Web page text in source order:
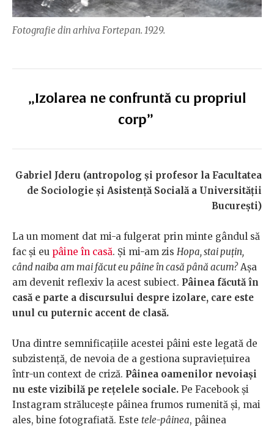
Fotografie din arhiva Fortepan. 1929.
„Izolarea ne confruntă cu propriul
corp”
Gabriel Jderu (antropolog și profesor la Facultatea
de Sociologie și Asistență Socială a Universității
București)
La un moment dat mi-a fulgerat prin minte gândul să
fac și eu pâine în casă. Și mi-am zis Hopa, stai puțin,
când naiba am mai făcut eu pâine în casă până acum? Așa
am devenit reflexiv la acest subiect. Pâinea făcută în
casă e parte a discursului despre izolare, care este
unul cu puternic accent de clasă.
Una dintre semnificațiile acestei pâini este legată de
subzistență, de nevoia de a gestiona supraviețuirea
într-un context de criză. Pâinea oamenilor nevoiași
nu este vizibilă pe rețelele sociale. Pe Facebook și
Instagram strălucește pâinea frumos rumenită și, mai
ales, bine fotografiată. Este tele-pâinea, pâinea